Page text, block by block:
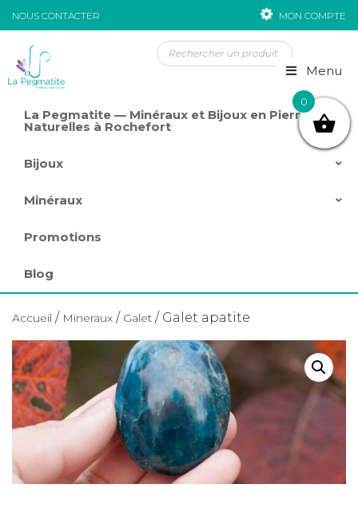
NOUS CONTACTER MON COMPTE
Passer au contenu
Menu
La Pegmatite — Minéraux et Bijoux en Pierres
Naturelles à Rochefort
Bijoux
Minéraux
Promotions
Blog
Accueil / Mineraux / Galet / Galet apatite
0